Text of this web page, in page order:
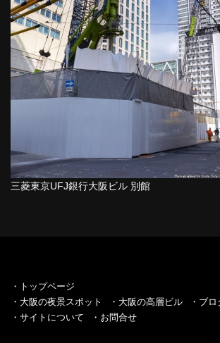
三菱東京UFJ銀行大阪ビル 別館
・トップページ
・大阪の夜景スポット
・大阪の高層ビル
・ブロ
・サイトについて
・お問合せ